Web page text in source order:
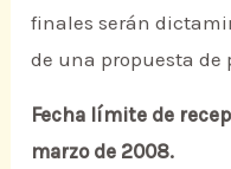
finales serán
de una propuesta de
Fecha límite de
marzo de 2008.